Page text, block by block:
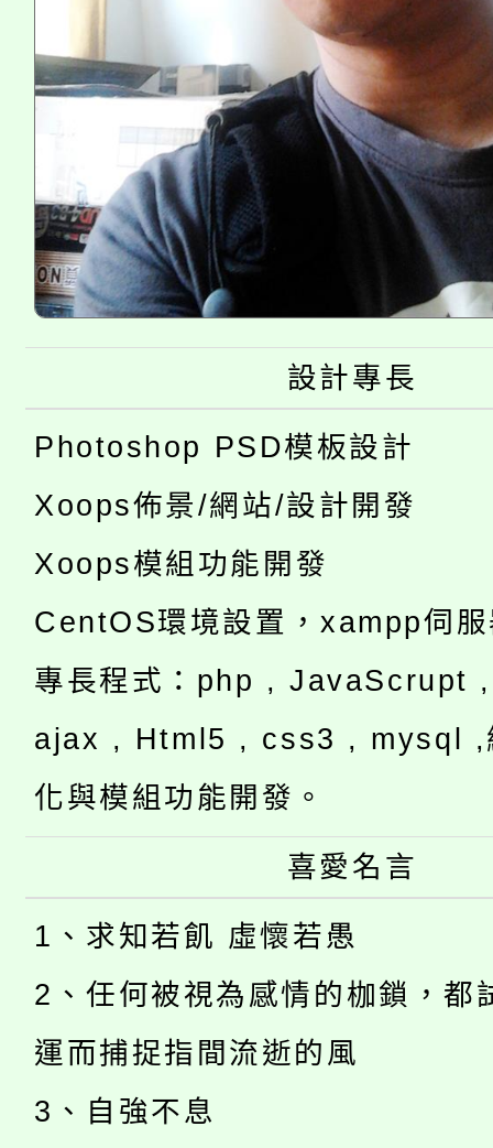
設計專長
Photoshop PSD模板設計
Xoops佈景/網站/設計開發
Xoops模組功能開發
CentOS環境設置，xampp伺
專長程式：php , JavaScrupt
ajax , Html5 , css3 , mysql ,
化與模組功能開發。
喜愛名言
1、求知若飢 虛懷若愚
2、任何被視為感情的枷鎖，都
運而捕捉指間流逝的風
3、自強不息